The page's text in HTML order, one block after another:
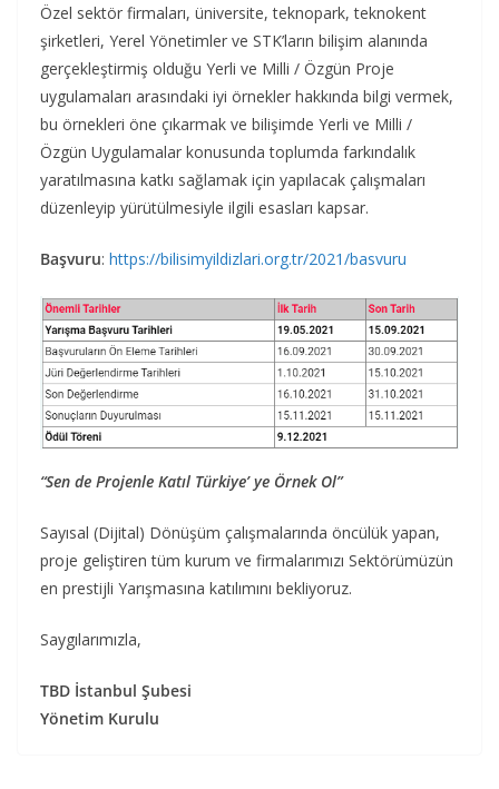
Özel sektör firmaları, üniversite, teknopark, teknokent
şirketleri, Yerel Yönetimler ve STK’ların bilişim alanında
gerçekleştirmiş olduğu Yerli ve Milli / Özgün Proje
uygulamaları arasındaki iyi örnekler hakkında bilgi vermek,
bu örnekleri öne çıkarmak ve bilişimde Yerli ve Milli /
Özgün Uygulamalar konusunda toplumda farkındalık
yaratılmasına katkı sağlamak için yapılacak çalışmaları
düzenleyip yürütülmesiyle ilgili esasları kapsar.
Başvuru: https://bilisimyildizlari.org.tr/2021/basvuru
“Sen de Projenle Katıl Türkiye’ ye Örnek Ol”
Sayısal (Dijital) Dönüşüm çalışmalarında öncülük yapan,
proje geliştiren tüm kurum ve firmalarımızı Sektörümüzün
en prestijli Yarışmasına katılımını bekliyoruz.
Saygılarımızla,
TBD İstanbul Şubesi
Yönetim Kurulu